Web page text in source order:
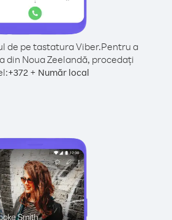
de pe tastatura Viber.Pentru a
din Noua Zeelandă, procedați
+372+ Număr local